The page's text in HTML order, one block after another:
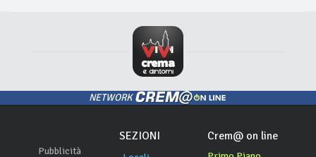
NETWORK
Pubblicità
SEZIONI Crem@ on line